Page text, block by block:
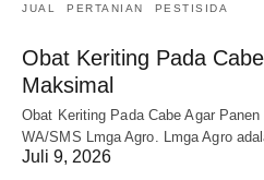
JUAL PERTANIAN PESTISIDA
Obat Keriting Pada
Maksimal
Obat Keriting Pada Cabe Agar
WA/SMS Lmga Agro. Lmga Agro
Juli 9, 2026